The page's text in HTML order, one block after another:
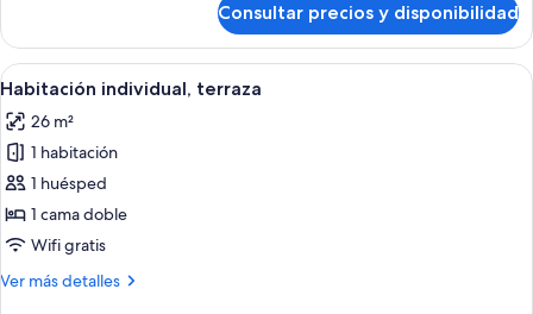
Banus
Consultar precios y disponibilidad
Abrir
todas
las
fotos
de
Habitación
individual,
Habitación de hotel con una cama
8
Habitación individual, terraza
26 m²
1 habitación
1 huésped
1 cama doble
Wifi gratis
Ver más detalles
Más